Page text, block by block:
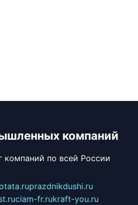
компаний
компаний по всей России
prazdnikdushi.ru
ciam-fr.rukraft-you.ru